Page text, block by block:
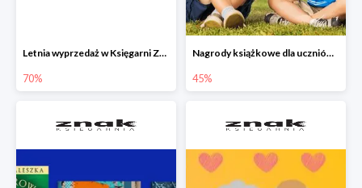
Letnia wyprzedaż w Księgarni Znak do -70%
70%
Nagrody książkowe dla uczniów na koniec roku szkolnego w Księgarni Znak do -45%
45%